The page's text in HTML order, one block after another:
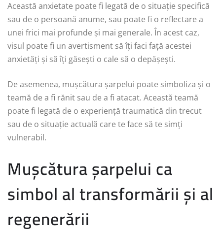
Această anxietate poate fi legată de o situație specifică
sau de o persoană anume, sau poate fi o reflectare a
unei frici mai profunde și mai generale. În acest caz,
visul poate fi un avertisment să îți faci față acestei
anxietăți și să îți găsești o cale să o depășești.
De asemenea, mușcătura șarpelui poate simboliza și o
teamă de a fi rănit sau de a fi atacat. Această teamă
poate fi legată de o experiență traumatică din trecut
sau de o situație actuală care te face să te simți
vulnerabil.
Mușcătura șarpelui ca
simbol al transformării și al
regenerării